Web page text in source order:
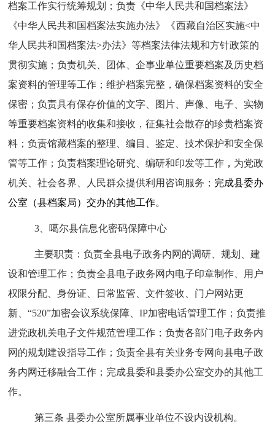
档案工作实行统筹规划；负责《中华人民共和国档案法》
《中华人民共和国档案法实施办法》《西藏自治区实施<中
华人民共和国档案法>办法》等档案法律法规和方针政策的
贯彻实施；负责机关、团体、企事业单位重要档案及历史档
案资料的管理等工作；维护档案完整，确保档案资料的安全
保密；负责具有保存价值的文字、图片、声像、电子、实物
等重要档案资料的收集和接收，征集社会散存的珍贵档案资
料；负责馆藏档案的整理、编目、鉴定、技术保护和安全保
管等工作；负责档案理论研究、编研和印发等工作 ， 为党政
机关、社会各界、人民群众提供利用咨询服务； 完成县委办
公室（县档案局）交办的其他工作。
3、 噶尔县信息化密码保障中心
主要职责：负责全县电子政务内网的调研、规划、建
设和管理工作；负责全县电子政务网内电子印章制作、用户
权限分配、身份证、日常监管、文件签收、门户网站更
新、“520”加密会议系统保障、IP加密电话管理工作；负责推
进党政机关电子文件规范管理工作；负责各部门电子政务内
网的规划建设指导工作；负责全县有关业务专网向县电子政
务内网迁移融合工作；完成县委和县委办公室交办的其他工
作。
第三条县委办公室所属事业单位不设内设机构。